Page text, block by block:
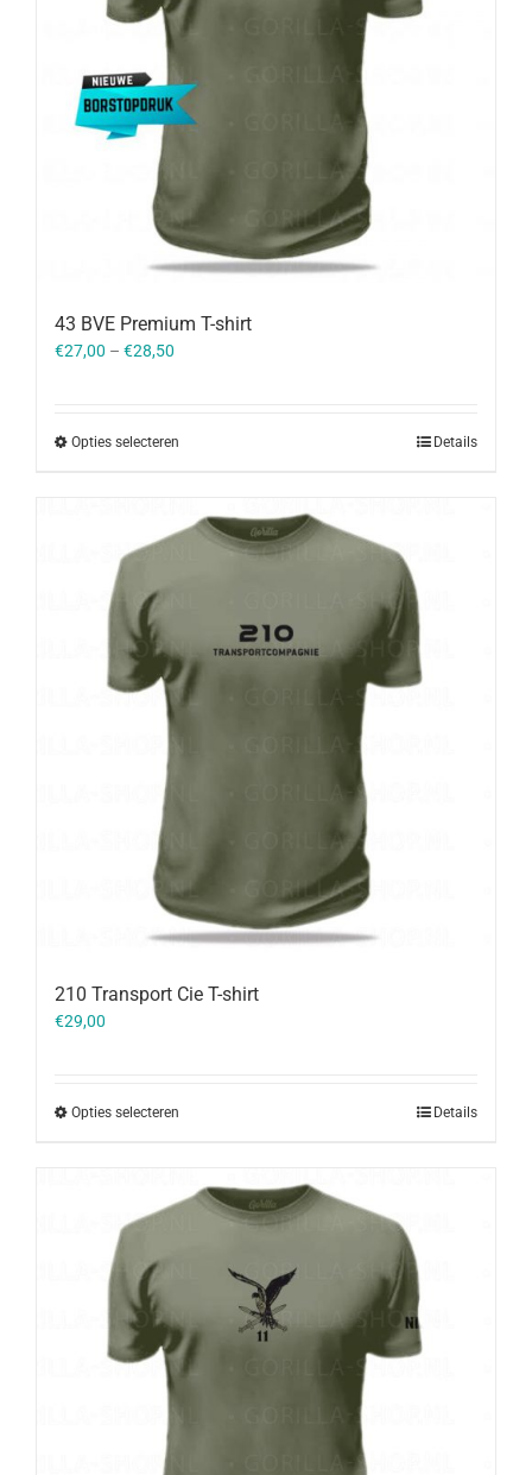
43 BVE Premium T-shirt
€27,00 – €28,50
Opties selecteren Details
210 Transport Cie T-shirt
€29,00
Opties selecteren Details